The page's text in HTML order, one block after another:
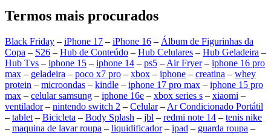
Termos mais procurados
Black Friday – iPhone 17 – iPhone 16 – Álbum de Figurinhas da
Copa – S26 – Hub de Conteúdo – Hub Celulares – Hub Geladeira –
Hub Tvs – iphone 15 – iphone 14 – ps5 – Air Fryer– iphone 16 pro
max – geladeira – poco x7 pro – xbox – iphone – creatina – whey
protein – microondas – kindle – iphone 17 pro max – iphone 15 pro
max – celular samsung – iphone 16e – xbox series s – xiaomi –
ventilador– nintendo switch 2 – Celular– Ar Condicionado Portátil
– tablet – Bicicleta – Body Splash – jbl – redmi note 14 – tenis nike
– maquina de lavar roupa – liquidificador– ipad – guarda roupa –